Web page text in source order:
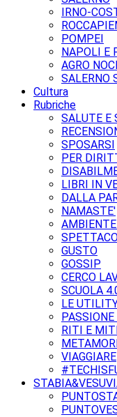
IRNO-
POMPEI
NAPOLI E
AGRO
SALERNO
Cultura
Rubriche
SALUTE E
SPOSARSI
PER
LIBRI IN
DALLA
NAMASTE'
AMBIENTE
GUSTO
GOSSIP
CERCO
SCUOLA
LE
RITI E
VIAGGIARE